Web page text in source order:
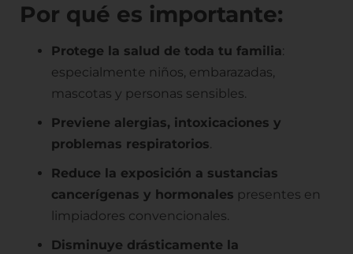
Por qué es importante:
Protege la salud de toda tu familia:
especialmente niños, embarazadas,
mascotas y personas sensibles.
Previene alergias, intoxicaciones y
problemas respiratorios.
Reduce la exposición a sustancias
cancerígenas y hormonales presentes en
limpiadores convencionales.
Disminuye drásticamente la